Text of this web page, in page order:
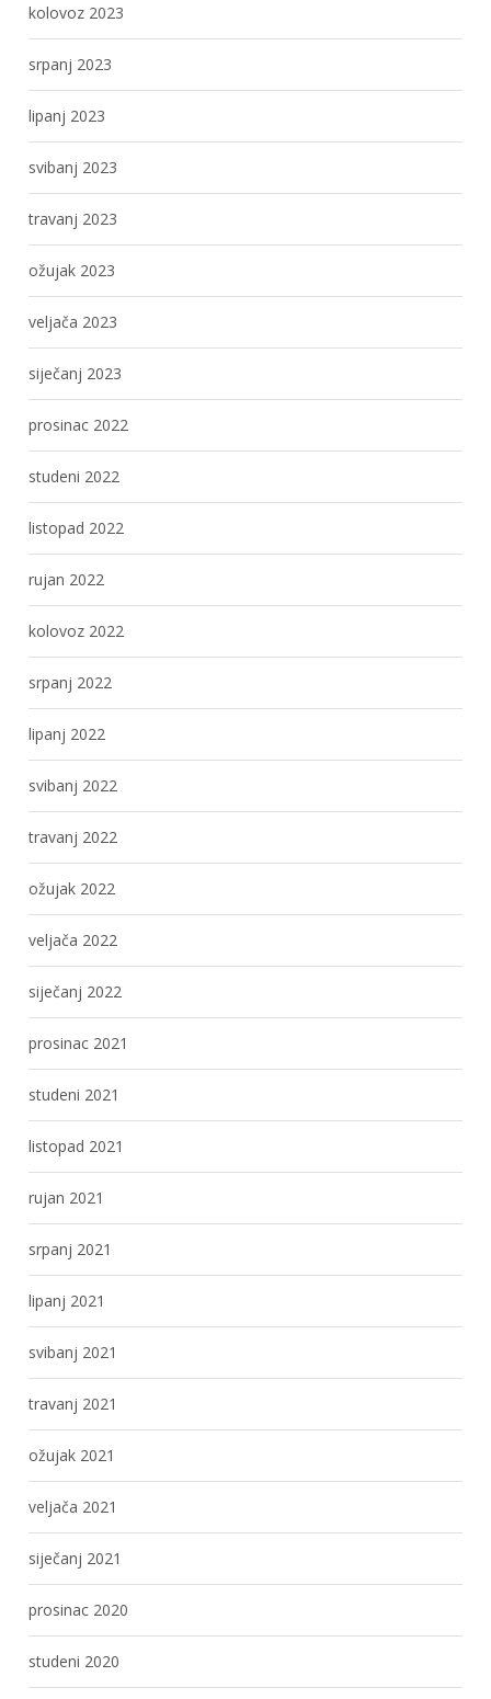
kolovoz 2023
srpanj 2023
lipanj 2023
svibanj 2023
travanj 2023
ožujak 2023
veljača 2023
siječanj 2023
prosinac 2022
studeni 2022
listopad 2022
rujan 2022
kolovoz 2022
srpanj 2022
lipanj 2022
svibanj 2022
travanj 2022
ožujak 2022
veljača 2022
siječanj 2022
prosinac 2021
studeni 2021
listopad 2021
rujan 2021
srpanj 2021
lipanj 2021
svibanj 2021
travanj 2021
ožujak 2021
veljača 2021
siječanj 2021
prosinac 2020
studeni 2020